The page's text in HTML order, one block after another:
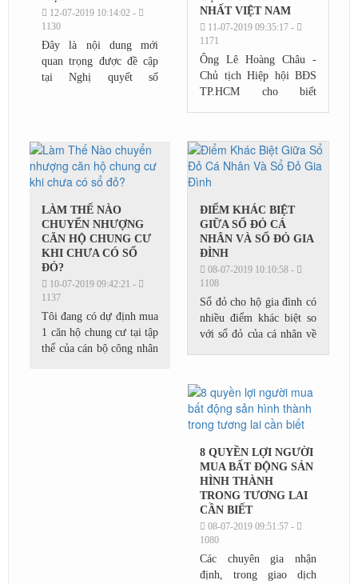
12-07-2019 10:14:02 -
1130
Đây là nội dung mới
quan trọng được đề cập
tại Nghị quyết số
hiệu quả thực...
NHẤT VIỆT NAM
11-07-2019 09:35:17 -
1171
Ông Lê Hoàng Châu -
Chủ tịch Hiệp hội BĐS
TP.HCM cho biết
tâm kinh tế lớn nhất cả
nước, phát triển theo
mô...
LÀM THẾ NÀO
CHUYỂN NHƯỢNG
CĂN HỘ CHUNG CƯ
KHI CHƯA CÓ SỔ
ĐỎ?
10-07-2019 09:42:21 -
1137
Tôi đang có dự định mua
1 căn hộ chung cư tại tập
thể của cán bộ công nhân
ĐIỂM KHÁC BIỆT
GIỮA SỔ ĐỎ CÁ
NHÂN VÀ SỔ ĐỎ GIA
ĐÌNH
08-07-2019 10:10:58 -
1108
Sổ đỏ cho hộ gia đình có
nhiều điểm khác biệt so
với sổ đỏ của cá nhân về
chứng...
8 QUYỀN LỢI NGƯỜI
MUA BẤT ĐỘNG SẢN
HÌNH THÀNH
TRONG TƯƠNG LAI
CẦN BIẾT
08-07-2019 09:51:57 -
1080
Các chuyên gia nhận
định, trong giao dịch